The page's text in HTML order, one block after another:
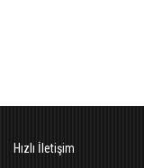
Hızlı İletişim